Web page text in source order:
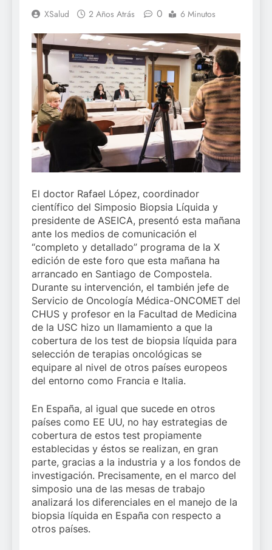
XSalud 2 Años Atrás 0 6 Minutos
El doctor Rafael López, coordinador
científico del Simposio Biopsia Líquida y
presidente de ASEICA, presentó esta mañana
ante los medios de comunicación el
“completo y detallado” programa de la X
edición de este foro que esta mañana ha
arrancado en Santiago de Compostela.
Durante su intervención, el también jefe de
Servicio de Oncología Médica-ONCOMET del
CHUS y profesor en la Facultad de Medicina
de la USC hizo un llamamiento a que la
cobertura de los test de biopsia líquida para
selección de terapias oncológicas se
equipare al nivel de otros países europeos
del entorno como Francia e Italia.
En España, al igual que sucede en otros
países como EE UU, no hay estrategias de
cobertura de estos test propiamente
establecidas y éstos se realizan, en gran
parte, gracias a la industria y a los fondos de
investigación. Precisamente, en el marco del
simposio una de las mesas de trabajo
analizará los diferenciales en el manejo de la
biopsia líquida en España con respecto a
otros países.